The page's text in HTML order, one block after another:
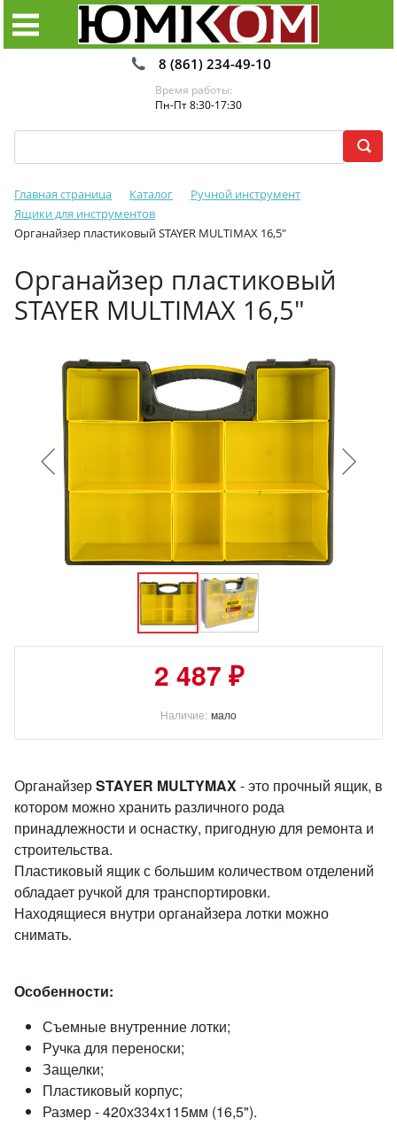
8 (861) 234-49-10
Время работы:
Пн-Пт 8:30-17:30
Главная страница Каталог
Ручной инструмент
Ящики для инструментов
Органайзер пластиковый STAYER MULTIMAX 16,5"
Органайзер пластиковый
STAYER MULTIMAX 16,5"
2 487 ₽
Наличие: мало
ОрганайзерSTAYER MULTYMAX- это прочный ящик, в
котором можно хранить различного рода
принадлежности и оснастку, пригодную для ремонта и
строительства.
Пластиковый ящик с большим количеством отделений
обладает ручкой для транспортировки.
Находящиеся внутри органайзера лотки можно
снимать.
Особенности:
Съемные внутренние лотки;
Ручка для переноски;
Защелки;
Пластиковый корпус;
Размер - 420х334х115мм (16,5").